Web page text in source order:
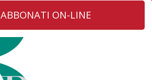
ABBONATI ON-LINE